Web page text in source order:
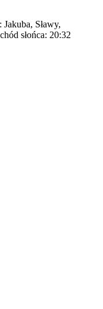
Jakuba, Sławy,
słońca: 20:32